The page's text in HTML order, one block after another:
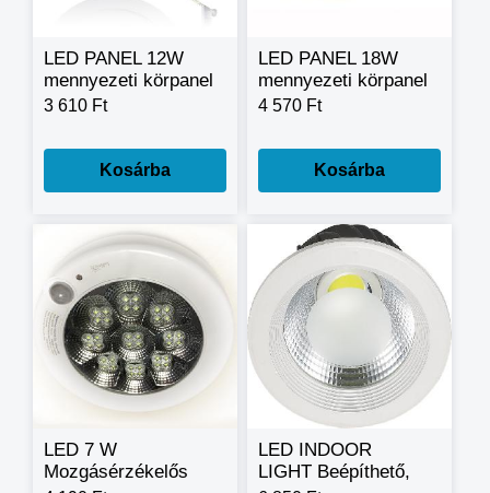
LED PANEL 12W
mennyezeti körpanel
3 610 Ft
Kosárba
LED PANEL 18W
mennyezeti körpanel
4 570 Ft
Kosárba
LED 7 W
Mozgásérzékelős
LED INDOOR
LIGHT Beépíthető,